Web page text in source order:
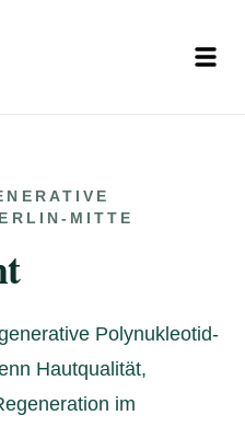
MITTE
Polynukleotid-
Hautqualität,
im